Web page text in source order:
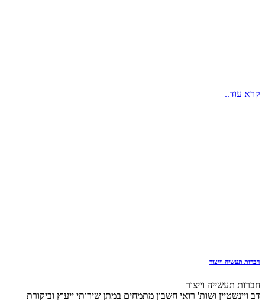
קרא עוד..
חברות תעשיה וייצור
חברות תעשייה וייצור
דב ויינשטיין ושות' רואי חשבון מתמחים במתן שירותי ייעוץ וביקורת